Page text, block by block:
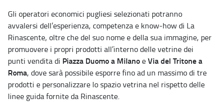
Gli operatori economici pugliesi selezionati potranno
avvalersi dell’esperienza, competenza e know-how di La
Rinascente, oltre che del suo nome e della sua immagine, per
promuovere i propri prodotti all’interno delle vetrine dei
punti vendita di Piazza Duomo a MilanoeVia del Tritone a
Roma, dove sarà possibile esporre fino ad un massimo di tre
prodotti e personalizzare lo spazio vetrina nel rispetto delle
linee guida fornite da Rinascente.